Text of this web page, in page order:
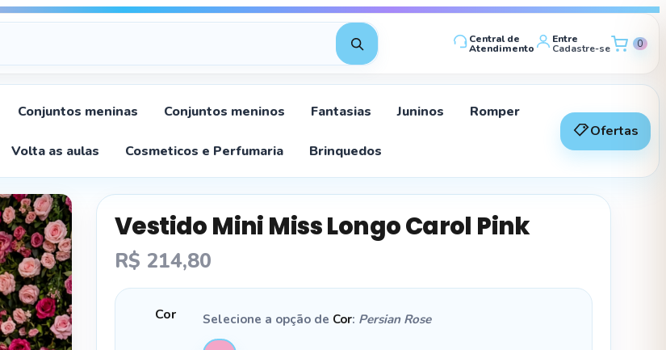
Central de
Atendimento
Entre
Cadastre-se 0
Conjuntos meninas Conjuntos meninos Fantasias Juninos Romper
Volta as aulas Cosmeticos e Perfumaria Brinquedos
Ofertas
Vestido Mini Miss Longo Carol Pink
R$ 214,80
Cor Selecione a opção de Cor: Persian Rose